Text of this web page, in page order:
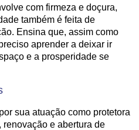
com firmeza e doçura,
também é feita de
Ensina que, assim como
aprender a deixar ir
e a prosperidade se
sua atuação como protetora
renovação e abertura de